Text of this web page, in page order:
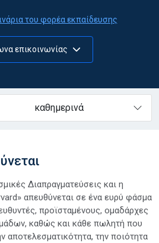
του φορέα εκπαίδευσης
επικοινωνίας
καθημερινά
Διαπραγματεύσεις και η
απευθύνεται σε ένα ευρύ φάσμα
προϊσταμένους, ομαδάρχες
καθώς και κάθε πωλητή που
αποτελεσματικότητα, την ποιότητα